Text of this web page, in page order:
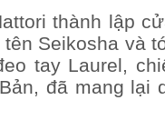
thành lập
Seikosha và
tay Laurel,
đã mang lại